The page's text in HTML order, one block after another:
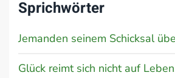
Sprichwörter
Jemanden seinem Schicksal
Glück reimt sich nicht auf